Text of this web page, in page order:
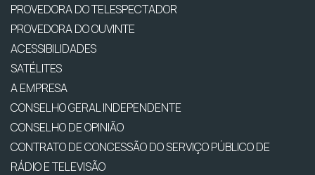
PROVEDORA DO TELESPECTADOR
PROVEDORA DO OUVINTE
ACESSIBILIDADES
SATÉLITES
A EMPRESA
CONSELHO GERAL INDEPENDENTE
CONSELHO DE OPINIÃO
CONTRATO DE CONCESSÃO DO SERVIÇO PÚBLICO DE
RÁDIO E TELEVISÃO